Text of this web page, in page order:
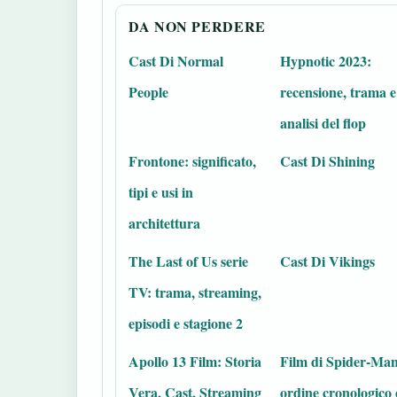
DA NON PERDERE
Cast Di Normal
People
Hypnotic 2023:
recensione, trama e
analisi del flop
Frontone: significato,
tipi e usi in
architettura
Cast Di Shining
The Last of Us serie
TV: trama, streaming,
episodi e stagione 2
Cast Di Vikings
Apollo 13 Film: Storia
Vera, Cast, Streaming
Film di Spider-
ordine cronologico